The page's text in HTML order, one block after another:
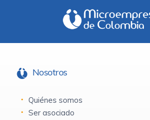
Nosotros
Quiénes somos
Ser asociado